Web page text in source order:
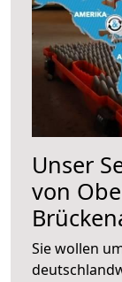
Unser
von
Sie wollen